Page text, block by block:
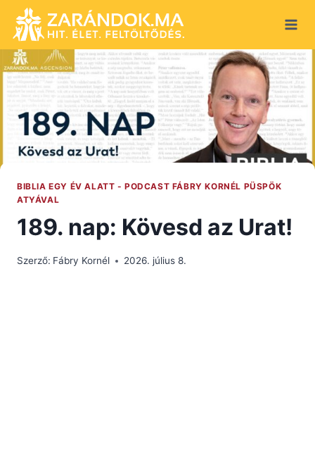
content
BIBLIA EGY ÉV ALATT - PODCAST FÁBRY KORNÉL PÜSPÖK
ATYÁVAL
189. nap: Kövesd az Urat!
Szerző: Fábry Kornél 2026. július 8.